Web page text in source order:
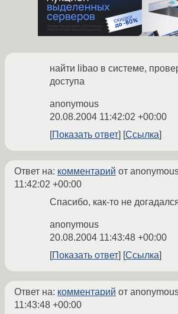
найти libao в системе,
доступа
anonymous
20.08.2004 11:42:02 +00:00
Показать ответ
Ссылка
Ответ на: комментарий от
11:42:02 +00:00
Спасибо, как-то не
anonymous
20.08.2004 11:43:48 +00:00
Показать ответ
Ссылка
Ответ на: комментарий от
11:43:48 +00:00